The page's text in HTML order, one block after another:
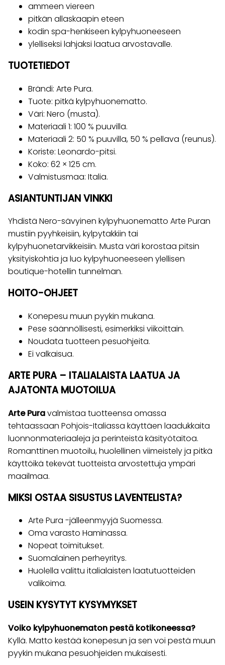
ammeen viereen
pitkän allaskaapin eteen
kodin spa-henkiseen kylpyhuoneeseen
ylelliseksi lahjaksi laatua arvostavalle.
TUOTETIEDOT
Brändi: Arte Pura.
Tuote: pitkä kylpyhuonematto.
Väri: Nero (musta).
Materiaali 1: 100 % puuvilla.
Materiaali 2: 50 % puuvilla, 50 % pellava (reunus).
Koriste: Leonardo-pitsi.
Koko: 62 × 125 cm.
Valmistusmaa: Italia.
ASIANTUNTIJAN VINKKI
Yhdistä Nero-sävyinen kylpyhuonematto Arte Puran
mustiin pyyhkeisiin, kylpytakkiin tai
kylpyhuonetarvikkeisiin. Musta väri korostaa pitsin
yksityiskohtia ja luo kylpyhuoneeseen ylellisen
boutique-hotellin tunnelman.
HOITO-OHJEET
Konepesu muun pyykin mukana.
Pese säännöllisesti, esimerkiksi viikoittain.
Noudata tuotteen pesuohjeita.
Ei valkaisua.
ARTE PURA – ITALIALAISTA LAATUA JA
AJATONTA MUOTOILUA
Arte Puravalmistaa tuotteensa omassa
tehtaassaan Pohjois-Italiassa käyttäen laadukkaita
luonnonmateriaaleja ja perinteistä käsityötaitoa.
Romanttinen muotoilu, huolellinen viimeistely ja pitkä
käyttöikä tekevät tuotteista arvostettuja ympäri
maailmaa.
MIKSI OSTAA SISUSTUS LAVENTELISTA?
Arte Pura -jälleenmyyjä Suomessa.
Oma varasto Haminassa.
Nopeat toimitukset.
Suomalainen perheyritys.
Huolella valittu italialaisten laatutuotteiden
valikoima.
USEIN KYSYTYT KYSYMYKSET
Voiko kylpyhuonematon pestä kotikoneessa?
Kyllä. Matto kestää konepesun ja sen voi pestä muun
pyykin mukana pesuohjeiden mukaisesti.